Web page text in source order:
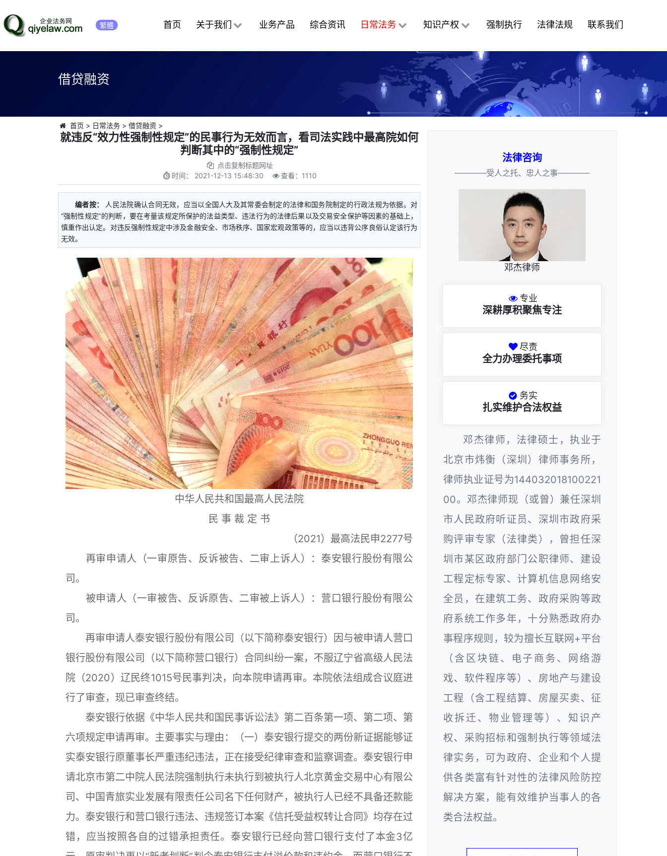
繁體 首页 关于我们 业务产品 综合资讯 日常法务 知识产权 强制执行 法律法规 联系我们
借贷融资
首页 > 日常法务> 借贷融资 >
就违反“效力性强制性规定”的民事行为无效而言，看司法实践中最高院如何
判断其中的“强制性规定”
点击复制标题网址
时间： 2021-12-13 15:48:30 查看： 1110
编者按：
人民法院确认合同无效，应当以全国人大及其常委会制定的法律和国务院制定的行政法规为依据。对
“强制性规定”的判断，要在考量该规定所保护的法益类型、违法行为的法律后果以及交易安全保护等因素的基础上，
慎重作出认定。对违反强制性规定中涉及金融安全、市场秩序、国家宏观政策等的，应当以违背公序良俗认定该行为
无效。
中华人民共和国最高人民法院
民 事 裁 定 书
（2021）最高法民申2277号
再审申请人（一审原告、反诉被告、二审上诉人）：泰安银行股份有限公
司。
被申请人（一审被告、反诉原告、二审被上诉人）：营口银行股份有限公
司。
再审申请人泰安银行股份有限公司（以下简称泰安银行）因与被申请人营口
银行股份有限公司（以下简称营口银行）合同纠纷一案，不服辽宁省高级人民法
院（2020）辽民终1015号民事判决，向本院申请再审。本院依法组成合议庭进
行了审查，现已审查终结。
泰安银行依据《中华人民共和国民事诉讼法》第二百条第一项、第二项、第
六项规定申请再审。主要事实与理由：（一）泰安银行提交的两份新证据能够证
实泰安银行原董事长严重违纪违法，正在接受纪律审查和监察调查。泰安银行申
请北京市第二中院人民法院强制执行未执行到被执行人北京黄金交易中心有限公
司、中国青旅实业发展有限责任公司名下任何财产，被执行人已经不具备还款能
力。泰安银行和营口银行违法、违规签订本案《信托受益权转让合同》均存在过
错，应当按照各自的过错承担责任。泰安银行已经向营口银行支付了本金3亿
法律咨询
————受人之托、忠人之事————
邓杰律师
专业
深耕厚积聚焦专注
尽责
全力办理委托事项
务实
扎实维护合法权益
邓杰律师，法律硕士，执业于
北京市炜衡（深圳）律师事务所，
律师执业证号为144032018100221
00。邓杰律师现（或曾）兼任深圳
市人民政府听证员、深圳市政府采
购评审专家（法律类），曾担任深
圳市某区政府部门公职律师、建设
工程定标专家、计算机信息网络安
全员，在建筑工务、政府采购等政
府系统工作多年，十分熟悉政府办
事程序规则，较为擅长互联网+平台
（含区块链、电子商务、网络游
戏、软件程序等）、房地产与建设
工程（含工程结算、房屋买卖、征
收拆迁、物业管理等）、知识产
权、采购招标和强制执行等领域法
律实务，可为政府、企业和个人提
供各类富有针对性的法律风险防控
解决方案，能有效维护当事人的各
类合法权益。